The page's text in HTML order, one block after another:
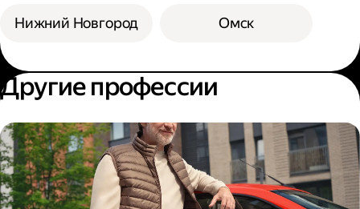
Нижний Новгород Омск
Другие профессии